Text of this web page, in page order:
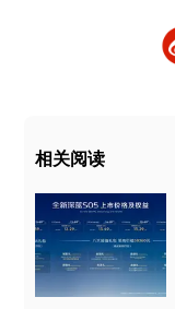
相关阅读